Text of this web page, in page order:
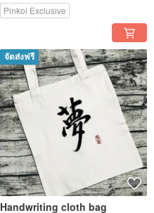
Pinkoi Exclusive
จัดส่งฟรี
Handwriting cloth bag